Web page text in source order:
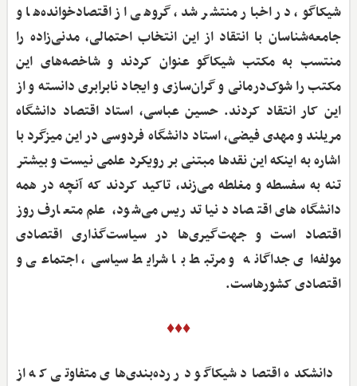
شیکاگو، در اخبار منتشر شد، گروهی از اقتصادخوانده‌ها و
جامعه‌شناسان با انتقاد از این انتخاب احتمالی، مدنی‌زاده را
منتسب به مکتب شیکاگو عنوان کردند و شاخصه‌های این
مکتب را شوک‌درمانی و گران‌سازی و ایجاد نابرابری دانسته و از
این کار انتقاد کردند. حسین عباسی، استاد اقتصاد دانشگاه
مریلند و مهدی فیضی، استاد دانشگاه فردوسی در این میزگرد با
اشاره به اینکه این نقدها مبتنی بر رویکرد علمی نیست و بیشتر
تنه به سفسطه و مغلطه می‌زند، تاکید کردند که آنچه در همه
دانشگاه‌های اقتصاد دنیا تدریس می‌شود، علم متعارف روز
اقتصاد است و جهت‌گیری‌ها در سیاست‌گذاری اقتصادی
مولفه‌ای جداگانه و مرتبط با شرایط سیاسی، اجتماعی و
اقتصادی کشورهاست.
♦♦♦
‌ دانشکده اقتصاد شیکاگو در رده‌بندی‌های متفاوتی که از